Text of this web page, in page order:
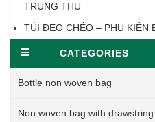
TRUNG THU
TÚI ĐEO CHÉO – PHỤ KIỆN
CATEGORIES
Bottle non woven bag
Non woven bag with drawstring